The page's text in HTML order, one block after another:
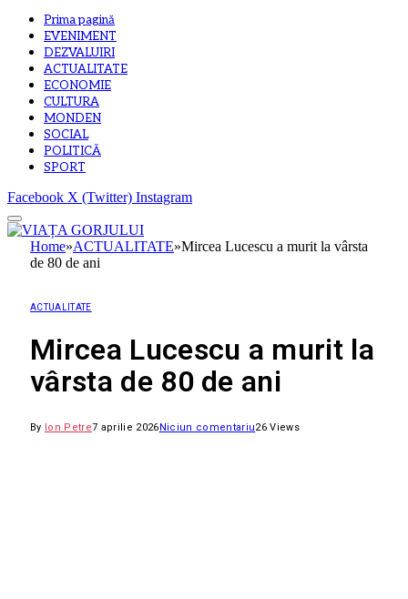
Prima pagină
EVENIMENT
DEZVALUIRI
ACTUALITATE
ECONOMIE
CULTURA
MONDEN
SOCIAL
POLITICĂ
SPORT
Facebook X (Twitter) Instagram
Home»ACTUALITATE»Mircea Lucescu a murit la vârsta
de 80 de ani
ACTUALITATE
Mircea Lucescu a murit la
vârsta de 80 de ani
By Ion Petre7 aprilie 2026Niciun comentariu26Views